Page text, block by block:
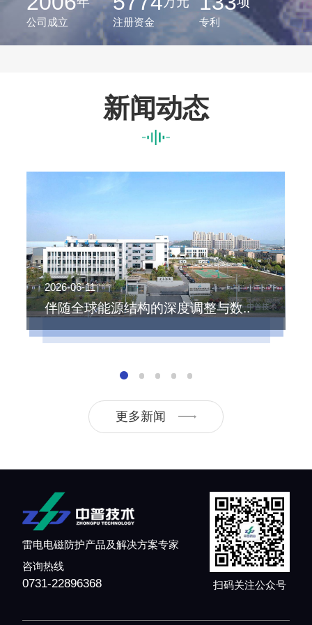
公司成立 注册资金 专利
新闻动态
2026-06-11
伴随全球能源结构的深度调整与数..
更多新闻
雷电电磁防护产品及解决方案专家
咨询热线
0731-22896368 扫码关注公众号